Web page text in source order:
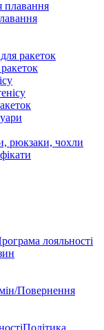
ракеток
рюкзаки, чохли
лояльності
Повернення